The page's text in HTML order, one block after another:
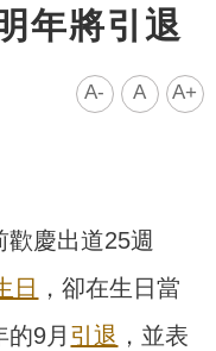
年將引退
A- A A+
歡慶出道25週
日
，卻在生日當
9月 引退 ，並表